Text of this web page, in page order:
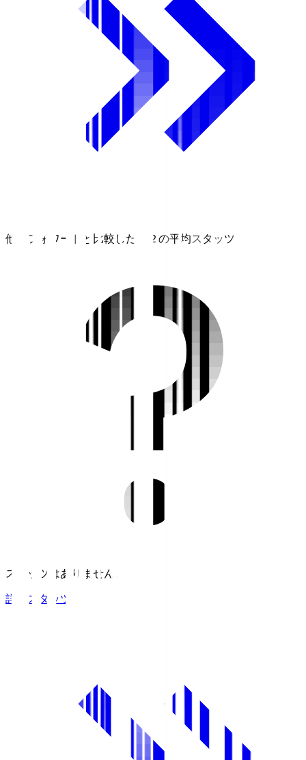
他のフォワードと比較したＪ２の平均スタッツ
スタッツはありません。
詳細スタッツ